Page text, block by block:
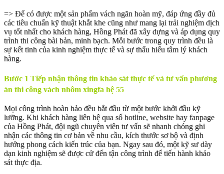
=> Để có được một sản phẩm vách ngăn hoàn mỹ, đáp ứng đầy đủ
các tiêu chuẩn kỹ thuật khắt khe cũng như mang lại trải nghiệm dịch
vụ tốt nhất cho khách hàng, Hồng Phát đã xây dựng và áp dụng quy
trình thi công bài bản, minh bạch. Mỗi bước trong quy trình đều là
sự kết tinh của kinh nghiệm thực tế và sự thấu hiểu tâm lý khách
hàng.
Bước 1 Tiếp nhận thông tin khảo sát thực tế và tư vấn phương
án thi công vách nhôm xingfa hệ 55
Mọi công trình hoàn hảo đều bắt đầu từ một bước khởi đầu kỹ
lưỡng. Khi khách hàng liên hệ qua số hotline, website hay fanpage
của Hồng Phát, đội ngũ chuyên viên tư vấn sẽ nhanh chóng ghi
nhận các thông tin cơ bản về nhu cầu, kích thước sơ bộ và định
hướng phong cách kiến trúc của bạn. Ngay sau đó, một kỹ sư dày
dạn kinh nghiệm sẽ được cử đến tận công trình để tiến hành khảo
sát thực địa.